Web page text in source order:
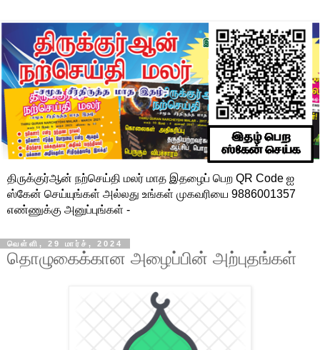
திருக்குர்ஆன் நற்செய்தி மலர் மாத இதழைப் பெற QR Code ஐ
ஸ்கேன் செய்யுங்கள் அல்லது உங்கள் முகவரியை 9886001357
எண்ணுக்கு அனுப்புங்கள் -
வெள்ளி, 29 மார்ச், 2024
தொழுகைக்கான அழைப்பின் அற்புதங்கள்